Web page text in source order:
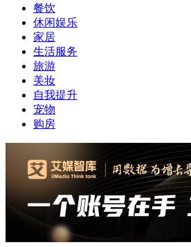
餐饮
休闲娱乐
家居
生活服务
旅游
美妆
自我提升
宠物
购房